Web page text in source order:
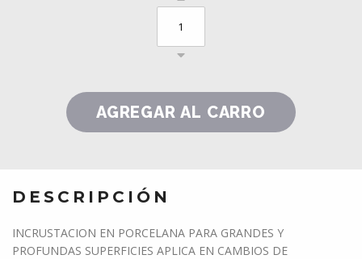
DESCRIPCIÓN
INCRUSTACION EN PORCELANA PARA GRANDES Y
PROFUNDAS SUPERFICIES APLICA EN CAMBIOS DE